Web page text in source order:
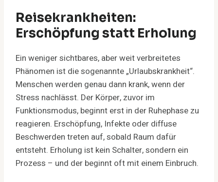
Reisekrankheiten:
Erschöpfung statt Erholung
Ein weniger sichtbares, aber weit verbreitetes
Phänomen ist die sogenannte „Urlaubskrankheit“.
Menschen werden genau dann krank, wenn der
Stress nachlässt. Der Körper, zuvor im
Funktionsmodus, beginnt erst in der Ruhephase zu
reagieren. Erschöpfung, Infekte oder diffuse
Beschwerden treten auf, sobald Raum dafür
entsteht. Erholung ist kein Schalter, sondern ein
Prozess – und der beginnt oft mit einem Einbruch.